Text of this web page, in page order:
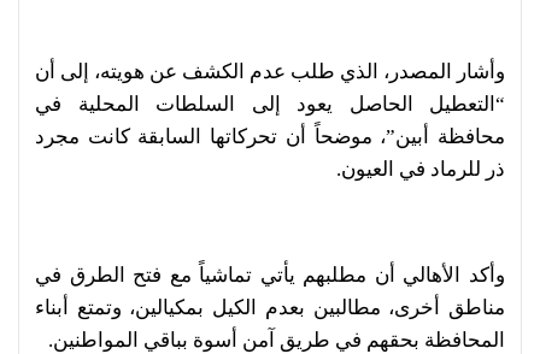
وأشار المصدر، الذي طلب عدم الكشف عن هويته، إلى أن
“التعطيل الحاصل يعود إلى السلطات المحلية في
محافظة أبين”، موضحاً أن تحركاتها السابقة كانت مجرد
ذر للرماد في العيون.
وأكد الأهالي أن مطلبهم يأتي تماشياً مع فتح الطرق في
مناطق أخرى، مطالبين بعدم الكيل بمكيالين، وتمتع أبناء
المحافظة بحقهم في طريق آمن أسوة بباقي المواطنين.